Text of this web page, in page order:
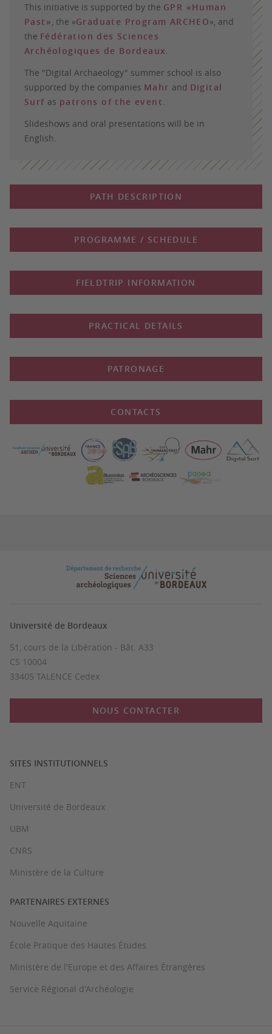
This initiative is supported by the GPR «Human
Past» , the «Graduate Program ARCHEO», and
the Fédération des Sciences
Archéologiques de Bordeaux
The "Digital Archaeology" summer school is also
supported by the companies Mahr and Digital
Surf as patrons of the event
Slideshows and oral presentations will be in
English.
PATH DESCRIPTION
PROGRAMME / SCHEDULE
FIELDTRIP INFORMATION
PRACTICAL DETAILS
PATRONAGE
CONTACTS
Université de Bordeaux
51, cours de la Libération - Bât. A33
CS 10004
33405 TALENCE Cedex
NOUS CONTACTER
SITES INSTITUTIONNELS
ENT
Université de Bordeaux
UBM
CNRS
Ministère de la Culture
PARTENAIRES EXTERNES
Nouvelle Aquitaine
École Pratique des Hautes Études
Ministère de l'Europe et des Affaires Étrangères
Service Régional d'Archéologie